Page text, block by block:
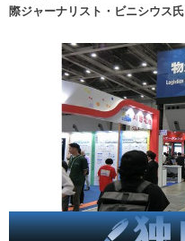
際ジャーナリスト・ビニシウス氏